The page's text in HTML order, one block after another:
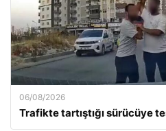
06/08/2026
Trafikte tartıştığı sürücüye